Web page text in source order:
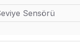
Sensörü